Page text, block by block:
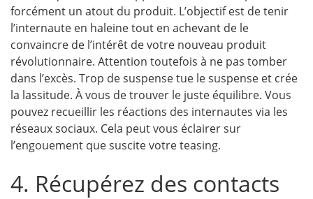
forcément un atout du produit. L’objectif est de tenir
l’internaute en haleine tout en achevant de le
convaincre de l’intérêt de votre nouveau produit
révolutionnaire. Attention toutefois à ne pas tomber
dans l’excès. Trop de suspense tue le suspense et crée
la lassitude. À vous de trouver le juste équilibre. Vous
pouvez recueillir les réactions des internautes via les
réseaux sociaux. Cela peut vous éclairer sur
l’engouement que suscite votre teasing.
4. Récupérez des contacts